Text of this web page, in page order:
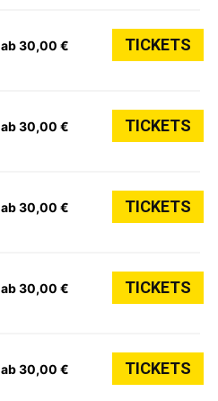
ab 30,00 € TICKETS
ab 30,00 € TICKETS
ab 30,00 € TICKETS
ab 30,00 € TICKETS
ab 30,00 € TICKETS